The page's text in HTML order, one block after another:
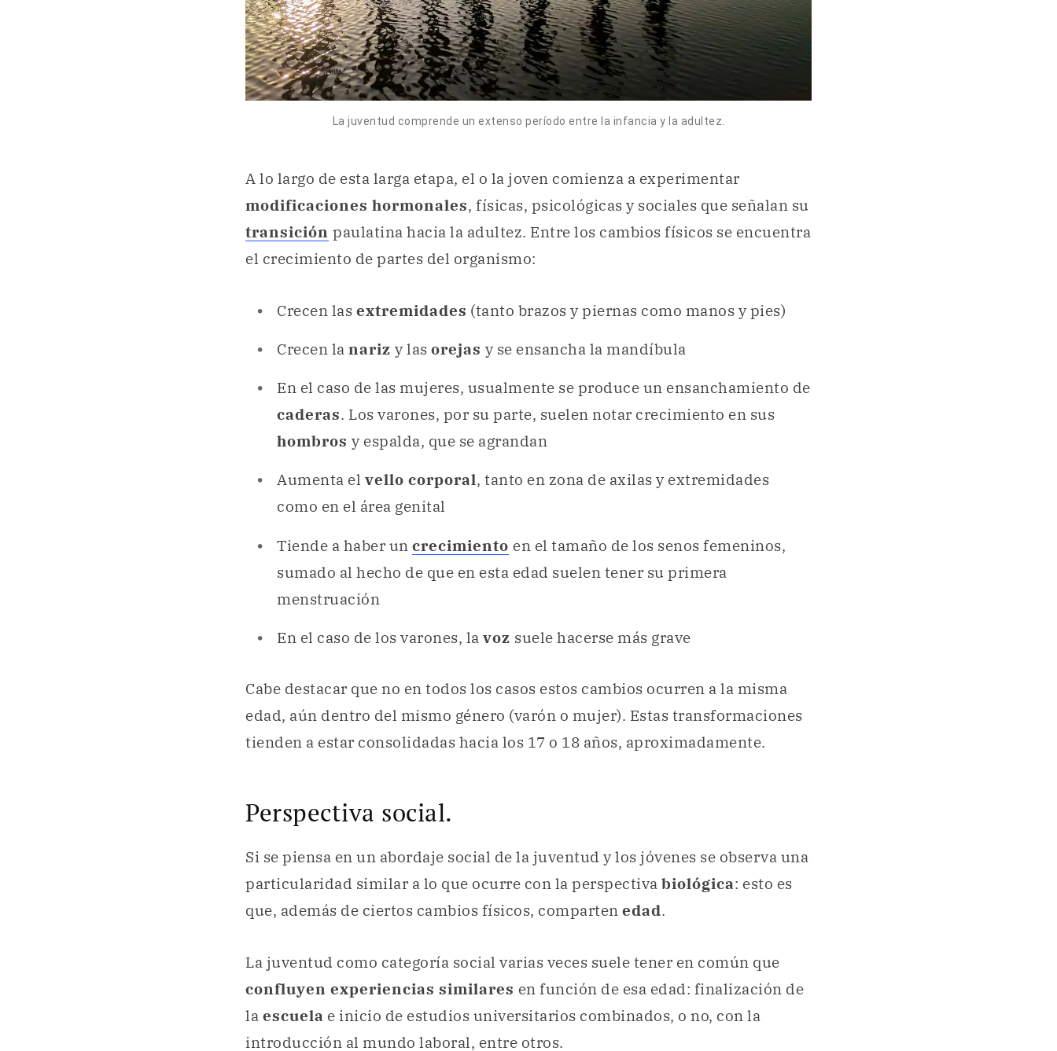
La juventud comprende un extenso período entre la infancia y la adultez.
A lo largo de esta larga etapa, el o la joven comienza a experimentar
modificaciones hormonales, físicas, psicológicas y sociales que señalan su
transición paulatina hacia la adultez. Entre los cambios físicos se encuentra
el crecimiento de partes del organismo:
Crecen las extremidades (tanto brazos y piernas como manos y pies)
Crecen la nariz y las orejas y se ensancha la mandíbula
En el caso de las mujeres, usualmente se produce un ensanchamiento de
caderas. Los varones, por su parte, suelen notar crecimiento en sus
hombros y espalda, que se agrandan
Aumenta el vello corporal, tanto en zona de axilas y extremidades
como en el área genital
Tiende a haber un crecimiento en el tamaño de los senos femeninos,
sumado al hecho de que en esta edad suelen tener su primera
menstruación
En el caso de los varones, la voz suele hacerse más grave
Cabe destacar que no en todos los casos estos cambios ocurren a la misma
edad, aún dentro del mismo género (varón o mujer). Estas transformaciones
tienden a estar consolidadas hacia los 17 o 18 años, aproximadamente.
Perspectiva social.
Si se piensa en un abordaje social de la juventud y los jóvenes se observa una
particularidad similar a lo que ocurre con la perspectiva biológica: esto es
que, además de ciertos cambios físicos, comparten edad.
La juventud como categoría social varias veces suele tener en común que
confluyen experiencias similares en función de esa edad: finalización de
la escuela e inicio de estudios universitarios combinados, o no, con la
introducción al mundo laboral, entre otros.